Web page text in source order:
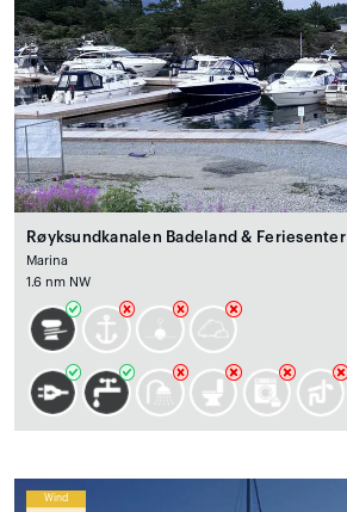
Røyksundkanalen Badeland & Feriesenter
Marina
1.6 nm NW
Wind